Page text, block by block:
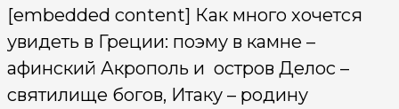
[embedded content] Как много хочется
увидеть в Греции: поэму в камне –
афинский Акрополь и остров Делос –
святилище богов, Итаку – родину